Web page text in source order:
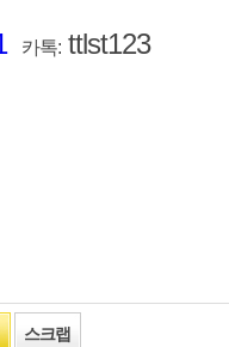
카톡: ttlst123
스크랩